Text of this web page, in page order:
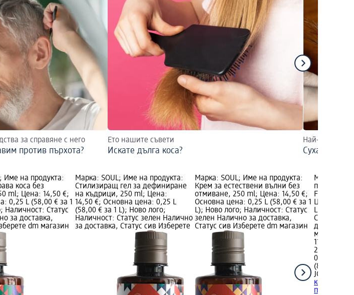
за справяне с него
против пърхота?
Ето нашите съвети
Искате дълга коса?
Най-добрите
Суха и
Име на продукта:
коса без
ml; Цена: 14,50 €;
0,25 L (58,00 € за 1
Наличност: Статус
за доставка,
dm магазин
Марка: SOUL; Име на продукта:
Стилизиращ гел за дефиниране
на къдрици, 250 ml; Цена:
14,50 €; Основна цена: 0,25 L
(58,00 € за 1 L); Ново лого;
Наличност: Статус зелен Налично
за доставка, Статус сив Изберете
Марка: SOUL; Име на продукта:
Крем за естествени вълни без
отмиване, 250 ml; Цена: 14,50 €;
Основна цена: 0,25 L (58,00 € за 1
L); Ново лого; Наличност: Статус
зелен Налично за доставка,
Статус сив Изберете dm магазин
Марка:
продукта:
Frizz Ease
Цена:
L (44,80 €
Статус
доставка,
магазин
11,20 €
21,91 лв.
0,25 L
(87,62 лв.
JOHN
коса Frizz
ml